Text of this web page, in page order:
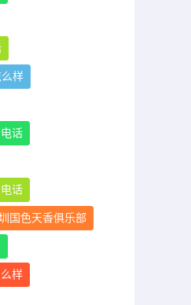
样
话
话
国色天香俱乐部
样